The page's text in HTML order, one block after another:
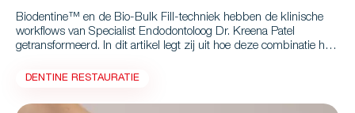
Biodentine™ en de Bio-Bulk Fill-techniek hebben de klinische
workflows van Specialist Endodontoloog Dr. Kreena Patel
getransformeerd. In dit artikel legt zij uit hoe deze combinatie het
superieure patiëntenzorg biedt. Bovendien deelt zij haar
te maximaliseren.
DENTINE RESTAURATIE